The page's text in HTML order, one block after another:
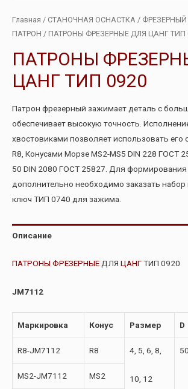
Главная / СТАНОЧНАЯ ОСНАСТКА / ФРЕЗЕРНЫЙ
ПАТРОН / ПАТРОНЫ ФРЕЗЕРНЫЕ ДЛЯ ЦАНГ ТИП
ПАТРОНЫ
ЦАНГ ТИП 0920
Патрон фрезерный зажимает деталь с
обеспечивает высокую точность.
хвостовиками позволяет использовать
R8, Конусами Морзе MS2-MS5 DIN 228 ГОСТ
50 DIN 2080 ГОСТ 25827. Для формирования
дополнительно необходимо заказать
ключ ТИП 0740 для зажима.
Описание
ПАТРОНЫ ФРЕЗЕРНЫЕ ДЛЯ ЦАНГТИП 0920
JM7112
Маркировка Конус Размер D
R8-JM7112 R8 4, 5, 6, 8,
10, 12
50
MS2-JM7112 MS2